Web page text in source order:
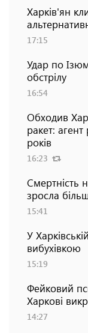
Харків'ян
17:15
Удар по
обстрілу
16:54
Обходив
ракет: агент
років
16:23
Смертність
зросла
15:41
У
вибухівкою
15:19
Фейковий
Харкові
14:27